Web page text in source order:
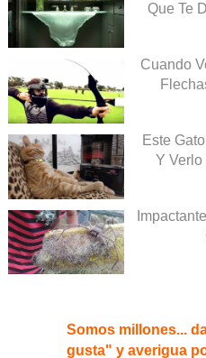
Que Te
Cuando
Este
Y Verlo
Somos millones...
gusta" y averigua